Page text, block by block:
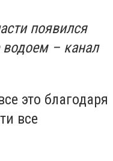
появился
– канал
это благодаря
все